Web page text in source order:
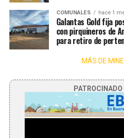
COMUNALES hace 1
Galantas Gold fija
con pirquineros de
para retiro de
MÁS DE
PATROCINADO